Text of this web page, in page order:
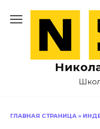
содержанию
ГЛАВНАЯ СТРАНИЦА »